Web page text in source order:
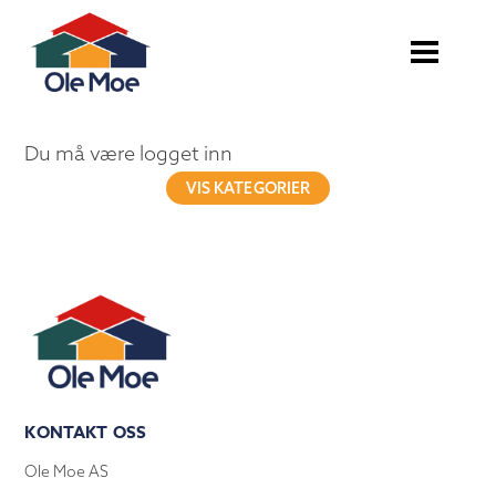
Du må være logget inn
VIS KATEGORIER
KONTAKT OSS
Ole Moe AS